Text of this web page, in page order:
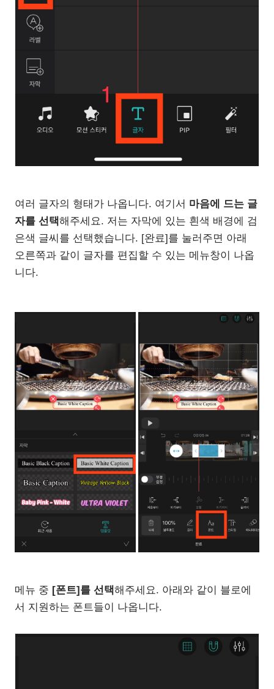
여러 글자의 형태가 나옵니다. 여기서 마음에 드는 글
자를 선택해주세요. 저는 자막에 있는 흰색 배경에 검
은색 글씨를 선택했습니다. [완료]를 눌러주면 아래
오른쪽과 같이 글자를 편집할 수 있는 메뉴창이 나옵
니다.
메뉴 중 [폰트]를 선택해주세요. 아래와 같이 블로에
서 지원하는 폰트들이 나옵니다.